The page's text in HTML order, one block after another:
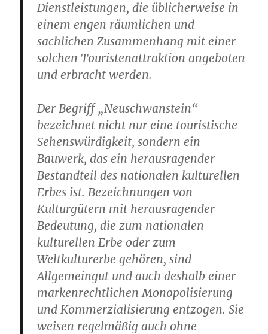
Dienstleistungen, die üblicherweise in
einem engen räumlichen und
sachlichen Zusammenhang mit einer
solchen Touristenattraktion angeboten
und erbracht werden.
Der Begriff „Neuschwanstein“
bezeichnet nicht nur eine touristische
Sehenswürdig­keit, sondern ein
Bauwerk, das ein herausragender
Bestandteil des nationalen kulturellen
Erbes ist. Bezeichnungen von
Kulturgütern mit herausragender
Bedeutung, die zum nationalen
kulturellen Erbe oder zum
Weltkulturerbe gehören, sind
Allgemeingut und auch deshalb einer
markenrechtlichen Monopolisierung
und Kommerzialisierung entzogen. Sie
weisen regelmäßig auch ohne